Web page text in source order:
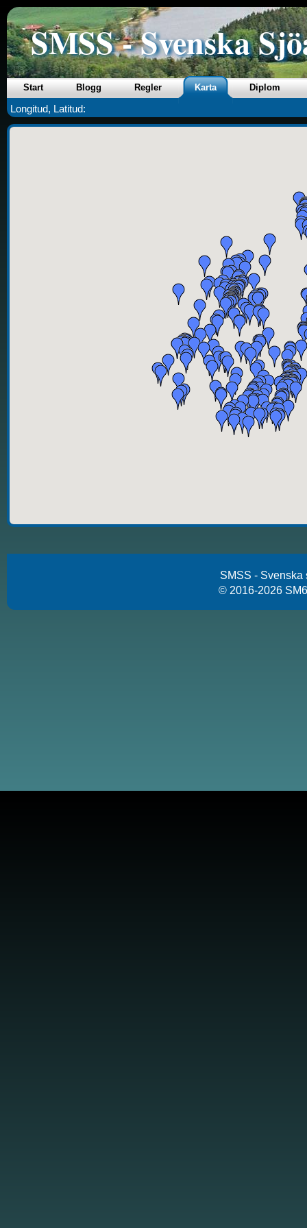
SMSS - Svenska
Start Blogg Regler Karta Diplom
Longitud, Latitud:
SMSS - Svenska
© 2016-2026